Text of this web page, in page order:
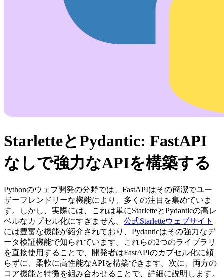
StarletteとPydantic: FastAPI
なしで強力なAPIを構築する
Pythonのウェブ開発の分野では、FastAPIはその簡潔でユー
ザーフレンドリーな機能により、多くの注目を集めていま
す。しかし、実際には、これは単にStarletteとPydanticの高レ
ベルなカプセル化にすぎません。 公式Starletteウェブサイト
には豊富な機能が紹介されており、Pydanticはその強力なデ
ータ検証機能で知られています。これらの2つのライブラリ
を直接使用することで、開発者はFastAPIのカプセル化に頼
らずに、柔軟に高性能なAPIを構築できます。次に、両方の
コア機能と特徴を組み合わせることで、詳細に説明します。